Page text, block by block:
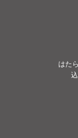
はた